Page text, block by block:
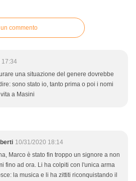
commento
17:34
una situazione del genere dovrebbe
sono stato io, tanto prima o poi i nomi
a Masini
10/31/2020 18:14
Marco è stato fin troppo un signore a non
fino ad ora. Li ha colpiti con l'unica arma
la musica e li ha zittiti riconquistando il